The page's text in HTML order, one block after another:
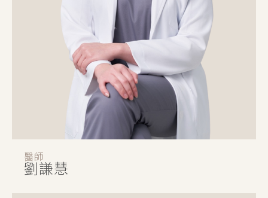
醫師
劉謙慧